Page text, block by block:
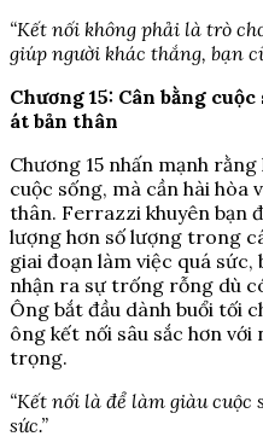
“Kết nối không phải là trò
giúp người khác thắng, bạn
Chương 15: Cân bằng
át bản thân
Chương 15 nhấn mạnh
cuộc sống, mà cần hài hòa
thân. Ferrazzi khuyên bạn
lượng hơn số lượng trong
giai đoạn làm việc quá sức,
nhận ra sự trống rỗng dù
Ông bắt đầu dành buổi tối
ông kết nối sâu sắc hơn
trọng.
“Kết nối là để làm giàu
sức.”